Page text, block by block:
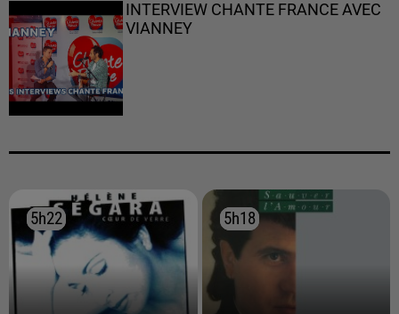
INTERVIEW CHANTE FRANCE AVEC
VIANNEY
5h22
5h22 5h18
5h18